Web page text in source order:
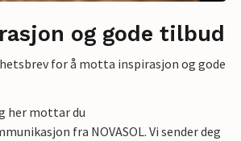
og gode tilbud
for å motta inspirasjon og gode
her mottar du
fra NOVASOL. Vi sender deg